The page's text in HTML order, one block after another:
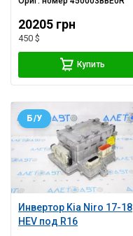
20205 грн
450 $
Купить
Инвертор Kia Niro 17-18
HEV под R16
Б/У